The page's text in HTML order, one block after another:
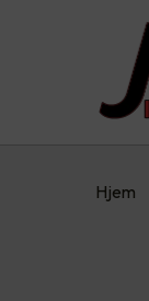
Hjem